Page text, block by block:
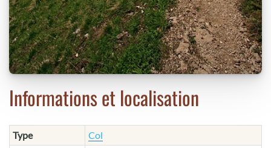
Informations et localisation
Type
Col